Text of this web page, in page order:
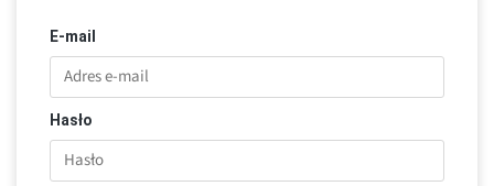
E-mail
Hasło